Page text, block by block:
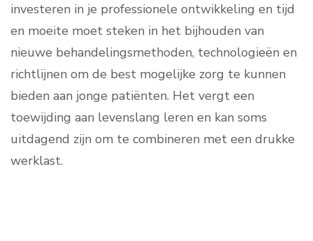
investeren in je professionele ontwikkeling en tijd
en moeite moet steken in het bijhouden van
nieuwe behandelingsmethoden, technologieën en
richtlijnen om de best mogelijke zorg te kunnen
bieden aan jonge patiënten. Het vergt een
toewijding aan levenslang leren en kan soms
uitdagend zijn om te combineren met een drukke
werklast.